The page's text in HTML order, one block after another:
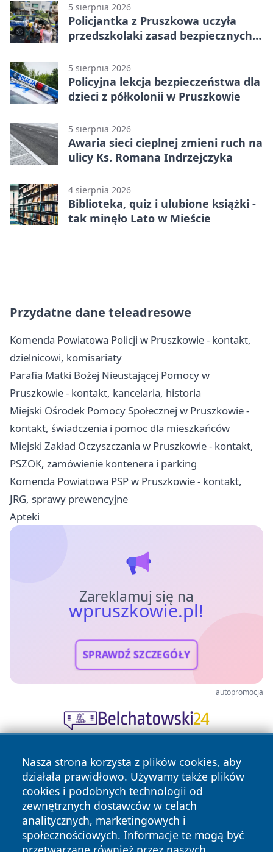
5 sierpnia 2026
Policjantka z Pruszkowa uczyła
przedszkolaki zasad bezpiecznych
5 sierpnia 2026
Policyjna lekcja bezpieczeństwa dla
dzieci z półkolonii w Pruszkowie
5 sierpnia 2026
Awaria sieci cieplnej zmieni ruch na
ulicy Ks. Romana Indrzejczyka
4 sierpnia 2026
Biblioteka, quiz i ulubione książki -
tak minęło Lato w Mieście
Przydatne dane teleadresowe
Komenda Powiatowa Policji w Pruszkowie - kontakt,
dzielnicowi, komisariaty
Parafia Matki Bożej Nieustającej Pomocy w
Pruszkowie - kontakt, kancelaria, historia
Miejski Ośrodek Pomocy Społecznej w Pruszkowie -
kontakt, świadczenia i pomoc dla mieszkańców
Miejski Zakład Oczyszczania w Pruszkowie - kontakt,
PSZOK, zamówienie kontenera i parking
Komenda Powiatowa PSP w Pruszkowie - kontakt,
JRG, sprawy prewencyjne
Apteki
Zareklamuj się na
wpruszkowie.pl!
SPRAWDŹ SZCZEGÓŁY
autopromocja
Nasza strona korzysta z plików cookies, aby
działała prawidłowo. Używamy także plików
cookies i podobnych technologii od
zewnętrznych dostawców w celach
analitycznych, marketingowych i
społecznościowych. Informacje te mogą być
Copyright © 2026 wpruszkowie.pl Wszystkie prawa
zastrzeżone.